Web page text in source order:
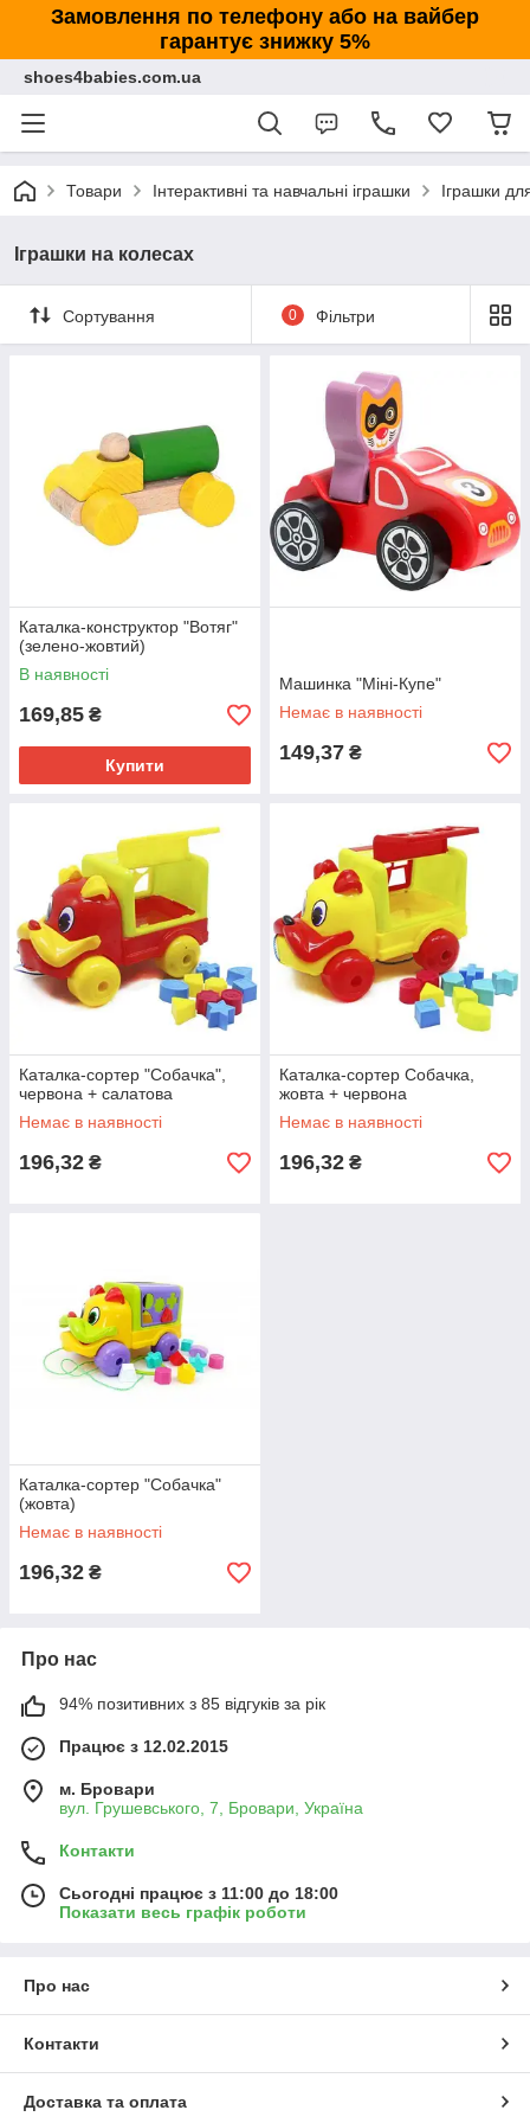
Замовлення по телефону або на вайбер
гарантує знижку 5%
shoes4babies.com.ua
Товари Інтерактивні та навчальні іграшки Іграшки
Іграшки на колесах
Сортування 0 Фільтри
Каталка-конструктор "Вотяг"
(зелено-жовтий)
В наявності
169,85 ₴
Купити
Машинка "Міні-Купе"
Немає в наявності
149,37 ₴
Каталка-сортер "Собачка",
червона + салатова
Немає в наявності
196,32 ₴
Каталка-сортер Собачка,
жовта + червона
Немає в наявності
196,32 ₴
Каталка-сортер "Собачка"
(жовта)
Немає в наявності
196,32 ₴
Про нас
94% позитивних з 85 відгуків за рік
Працює з 12.02.2015
м. Бровари
вул. Грушевського, 7, Бровари, Україна
Контакти
Сьогодні працює з 11:00 до 18:00
Показати весь графік роботи
Про нас
Контакти
Доставка та оплата